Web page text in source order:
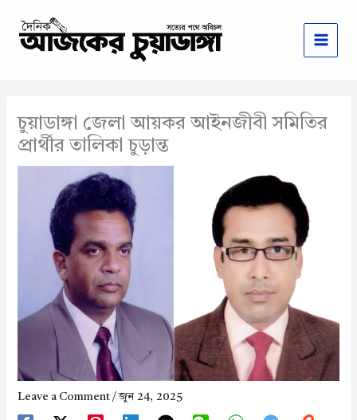
content
চুয়াডাঙ্গা জেলা আয়কর আইনজীবী সমিতির
প্রার্থীর তালিকা চুড়ান্ত
Leave a Comment /জুন 24, 2025